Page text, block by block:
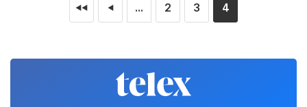
◄◄ ◄ ... 2 3 4